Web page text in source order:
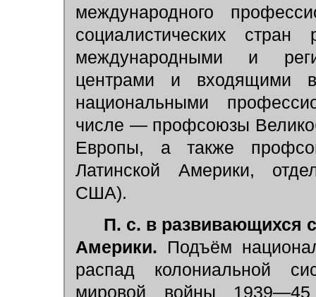
международного
социалистических
международными и
центрами и входящими
национальными
числе — профсоюзы
Европы, а также
Латинской Америки,
США).
П. с. в развивающихся
Америки. Подъём
распад колониальной
мировой войны